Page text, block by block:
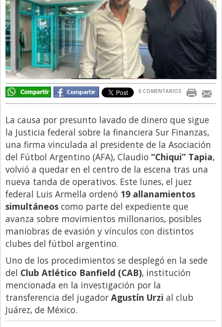
Economía
El Experto
El Innovador
El Precio Que Yo Ví
Entrevista
Entrevista Exclusiva
Gastronomia
Internacionales
La Opinión del Director
Legales
Libro de Quejas
Medios
Millonarios
Minuto Lanzamiento
Negocios
Opinion
País
Política
0 COMENTARIOS
La causa por presunto lavado de dinero que sigue
la Justicia federal sobre la financiera Sur Finanzas,
una firma vinculada al presidente de la Asociación
del Fútbol Argentino (AFA), Claudio “Chiqui” Tapia,
volvió a quedar en el centro de la escena tras una
nueva tanda de operativos. Este lunes, el juez
federal Luis Armella ordenó 19 allanamientos
simultáneos como parte del expediente que
avanza sobre movimientos millonarios, posibles
maniobras de evasión y vínculos con distintos
clubes del fútbol argentino.
Uno de los procedimientos se desplegó en la sede
del Club Atlético Banfield (CAB), institución
mencionada en la investigación por la
transferencia del jugador Agustín Urzi al club
Juárez, de México.